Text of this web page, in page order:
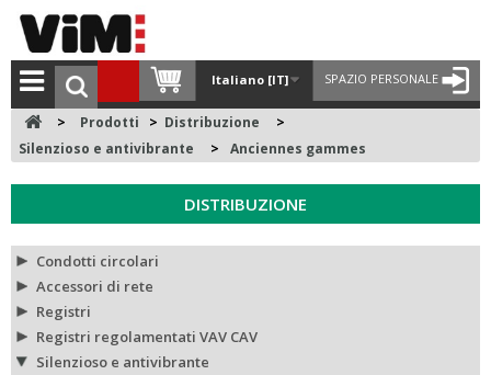
SPAZIO PERSONALE
Italiano [IT]
> Prodotti > Distribuzione
>
Silenzioso e antivibrante
> Anciennes gammes
DISTRIBUZIONE
Condotti circolari
Accessori di rete
Registri
Registri regolamentati VAV CAV
Silenzioso e antivibrante